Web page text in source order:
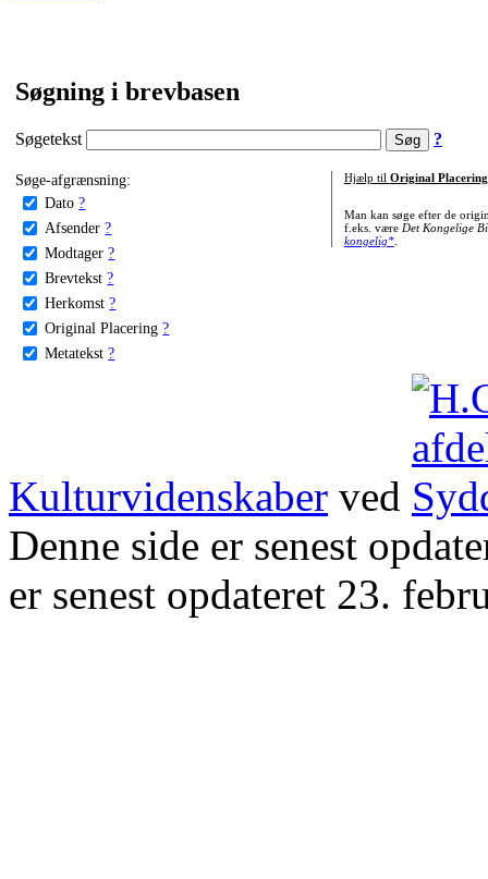
Søgning i brevbasen
Søgetekst ?
Søge-afgrænsning:
Dato ?
Afsender ?
Modtager ?
Brevtekst ?
Herkomst ?
Original Placering ?
Metatekst ?
Hjælp til Original Placering
Man kan søge efter de
f.eks. være Det Kongelige
kongelig*.
Kulturvidenskaber ved
Denne side er senest
er senest opdateret 23.